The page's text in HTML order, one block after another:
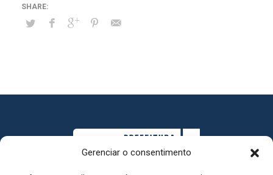
Gerenciar o consentimento